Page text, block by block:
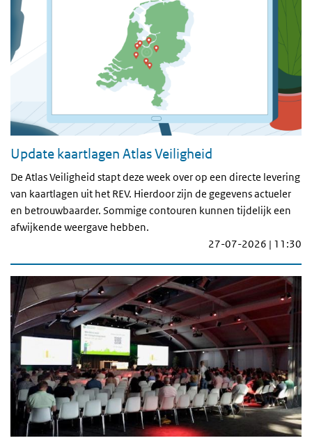
Update kaartlagen Atlas Veiligheid
De Atlas Veiligheid stapt deze week over op een directe levering
van kaartlagen uit het REV. Hierdoor zijn de gegevens actueler
en betrouwbaarder. Sommige contouren kunnen tijdelijk een
afwijkende weergave hebben.
27-07-2026 | 11:30